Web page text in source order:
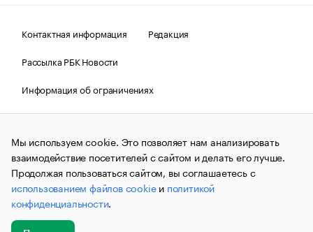
Контактная информация
Редакция
Рассылка РБК Новости
Информация об ограничениях
Правовая информация
О соблюдении авторских прав
© АО «РОСБИЗНЕСКОНСАЛТИНГ»,1995–2026.Сообщения
и материалы информационного агентства «РБК»
(зарегистрировано Федеральной службой по надзору в сфере
связи, информационных технологий и массовых
коммуникаций (Роскомнадзор) 09.12.2015 за номером ИА
№ФС77-63848) сопровождаются пометкой «РБК». Отдельные
публикации могут содержать информацию,
не предназначенную для пользователей
Мы используем cookie. Это позволяет нам анализировать
взаимодействие посетителей с сайтом и делать его лучше.
Продолжая пользоваться сайтом, вы соглашаетесь с
использованием файлов cookieи политикой
конфиденциальности.